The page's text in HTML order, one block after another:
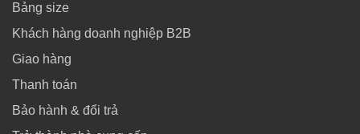
Bảng size
Khách hàng doanh nghiệp B2B
Giao hàng
Thanh toán
Bảo hành & đổi trả